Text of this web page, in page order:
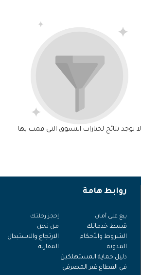
لا توجد نتائج لخيارات التسوق التي قمت بها
روابط هامة
بيع على أمان إحجز رحلتك
قسط خدماتك
من نحن
الشروط والأحكام
الارتجاع والاستبدال
المدونة
المقارنة
دليل حماية المستهلكين
في القطاع غير المصرفي